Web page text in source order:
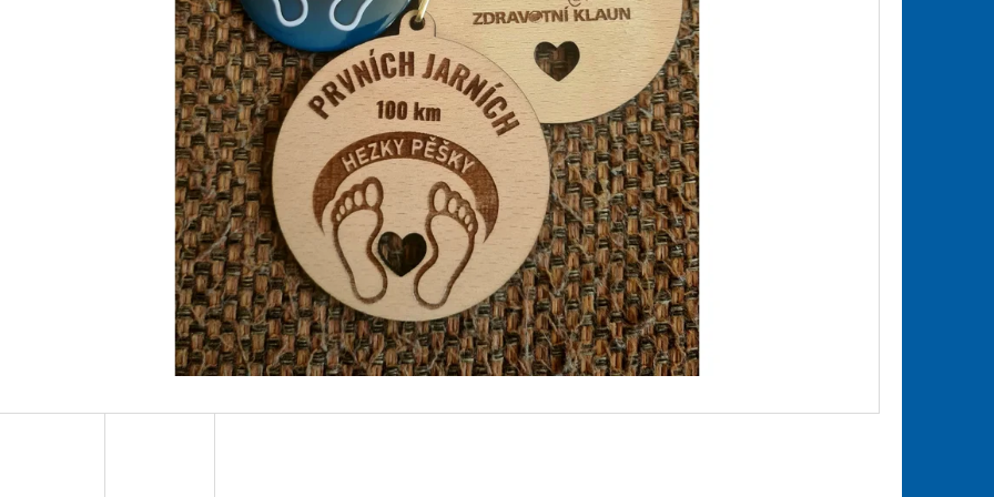
PRAVIDELNÉ SOBOTNÍ KONDIČNÍ LEKCE
CHŮZE S NORDIC WALKING HOLEMI
JARNÍ STOVKA - PRO ÚTULEK BROUMOV
250 Kč